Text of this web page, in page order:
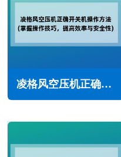
凌格风空压机正确开关机操作方法(掌握操作技巧，提高效率与安全性)